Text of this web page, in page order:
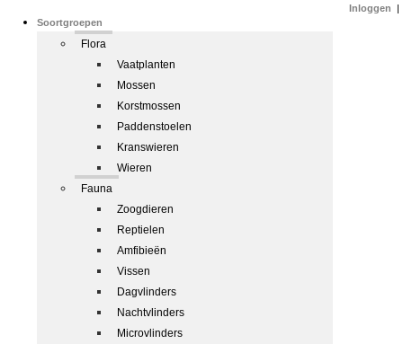
Soortgroepen
Flora
Vaatplanten
Mossen
Korstmossen
Paddenstoelen
Kranswieren
Wieren
Fauna
Zoogdieren
Reptielen
Amfibieën
Vissen
Dagvlinders
Nachtvlinders
Microvlinders
Inloggen |